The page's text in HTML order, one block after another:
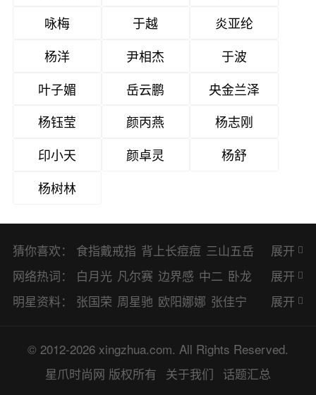
咏梅
于越
炎亚纶
杨洋
尹相杰
于波
叶子媚
岳云鹏
央金兰泽
杨钰莹
颜丙燕
杨志刚
印小天
颜卓灵
杨舒
杨树林
猜你喜欢： 食指戴戒指 背上长痘痘 三山五岳
避暑胜地
展开
网络热词：
白月光 凡尔赛 边界感 中二 卧龙
凤雏 二次元 KPI EMO CP BUG
胺 SP OC HOLD OEM BP 猎奇
佛系 喜当爹 可盐可甜 对食
麻瓜
展开
明星资料：
张国荣 周星驰 欧阳娜娜 张佳宁
谭松韵 唐嫣 童瑶 宋茜 孙俪 倪
妮 林更新 刘亦菲 柳岩 李小冉
展开
© 2012-2026 xingzhua.com. All Rights Reserved.
星爪时尚网 版权所有 关于我们 话题汇总